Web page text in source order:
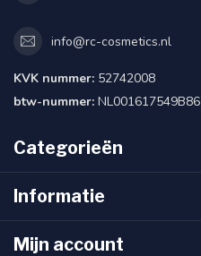
info@rc-cosmetics.nl
KVK nummer: 52742008
btw-nummer: NL001617549B86
Categorieën
Informatie
Mijn account